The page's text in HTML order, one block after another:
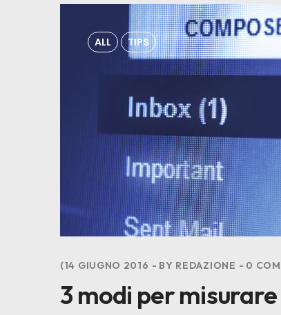
ALL TIPS
14 GIUGNO 2016 BY REDAZIONE 0
3 modi per